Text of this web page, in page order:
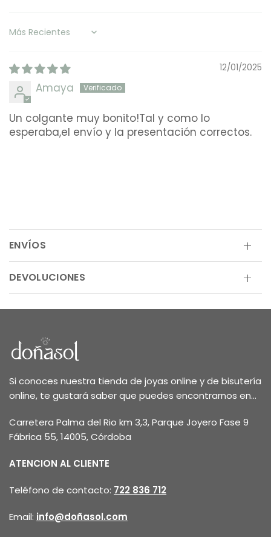
Sort by
12/01/2025
Amaya
Un colgante muy bonito!Tal y como lo
esperaba,el envío y la presentación correctos.
ENVÍOS
DEVOLUCIONES
Si conoces nuestra tienda de joyas online y de bisutería
online, te gustará saber que puedes encontrarnos en...
Carretera Palma del Rio km 3,3, Parque Joyero Fase 9
Fábrica 55, 14005, Córdoba
ATENCION AL CLIENTE
Teléfono de contacto: 722 836 712
Email: info@doñasol.com